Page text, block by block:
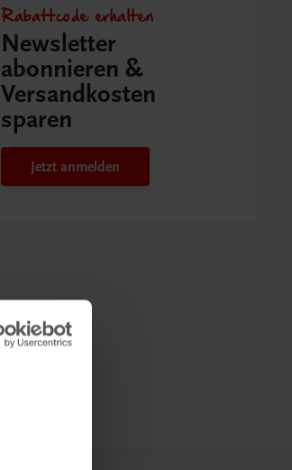
Rabattcode erhalten
Newsletter
abonnieren &
Versandkosten
sparen
Jetzt anmelden